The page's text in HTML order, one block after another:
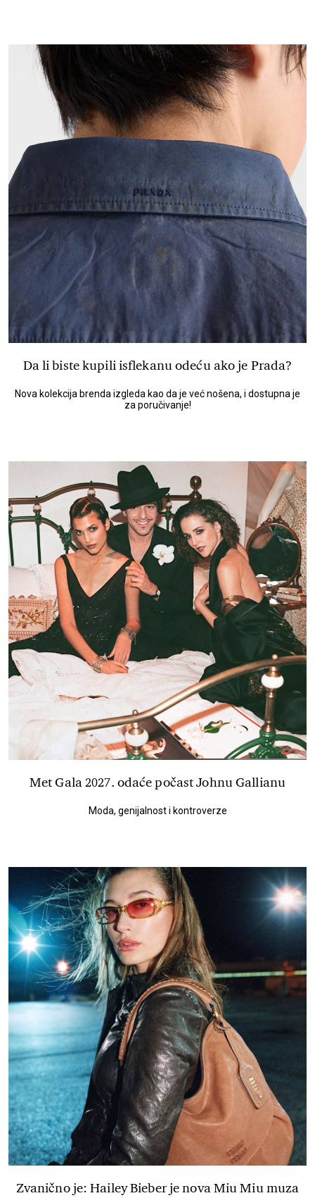
Da li biste kupili isflekanu odeću ako je Prada?
Nova kolekcija brenda izgleda kao da je već nošena, i dostupna je
za poručivanje!
Met Gala 2027. odaće počast Johnu Gallianu
Moda, genijalnost i kontroverze
Zvanično je: Hailey Bieber je nova Miu Miu muza